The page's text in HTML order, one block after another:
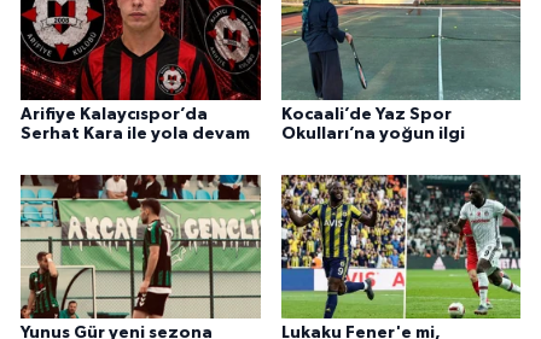
Arifiye Kalaycıspor’da
Serhat Kara ile yola devam
Kocaali’de Yaz Spor
Okulları’na yoğun ilgi
Yunus Gür yeni sezona Lukaku Fener'e mi,